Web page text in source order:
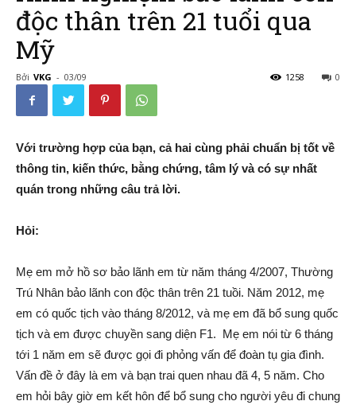
Đường
Mỹ
độc thân trên 21 tuổi qua
Mỹ
Bởi VKG - 03/09 0
1258
Với trường hợp của bạn, cả hai cùng phải chuẩn bị tốt về
thông tin, kiến thức, bằng chứng, tâm lý và có sự nhất
quán trong những câu trả lời.
Hỏi:
Mẹ em mở hồ sơ bảo lãnh em từ năm tháng 4/2007, Thường
Trú Nhân bảo lãnh con độc thân trên 21 tuồi. Năm 2012, mẹ
em có quốc tịch vào tháng 8/2012, và mẹ em đã bổ sung quốc
tịch và em được chuyền sang diện F1. Mẹ em nói từ 6 tháng
tới 1 năm em sẽ được gọi đi phỏng vấn để đoàn tụ gia đình.
Vấn đề ở đây là em và bạn trai quen nhau đã 4, 5 năm. Cho
em hỏi bây giờ em kết hôn để bổ sung cho người yêu đi chung